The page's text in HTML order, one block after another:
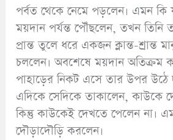
পর্বত থেকে নেমে পড়লেন। এমন কি
ময়দান পর্যন্ত পৌঁছলেন, তখন তিনি
প্রান্ত তুলে ধরে একজন ক্লান্ত-শ্রান্ত
চললেন। অবশেষে ময়দান অতিক্রম
পাহাড়ের নিকট এসে তার উপর উঠে
এদিকে সেদিকে তাকালেন, কাউকে
কিন্তু কাউকেই দেখতে পেলেন না।
দৌড়াদৌড়ি করলেন।